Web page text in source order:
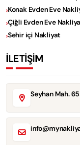
Konak Evden Eve
Çiğli Evden Eve
Sehir içi Nakliyat
İLETİŞİM
Seyhan Mah.